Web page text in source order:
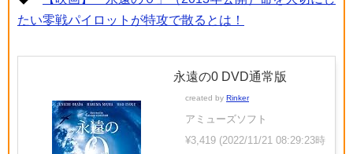
たい零戦パイロットが特攻で散るとは！
永遠の0 DVD通常版
created by Rinker
アミューズソフト
¥3,419 (2022/11/21 08:29:23時